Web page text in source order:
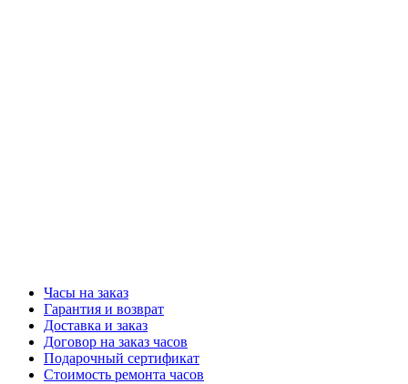
Часы на заказ
Гарантия и возврат
Доставка и заказ
Договор на заказ часов
Подарочный сертификат
Стоимость ремонта часов